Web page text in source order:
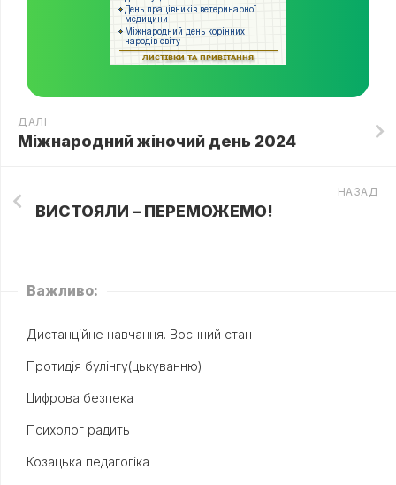
ДАЛІ
Міжнародний жіночий день 2024
НАЗАД
ВИСТОЯЛИ – ПЕРЕМОЖЕМО!
Важливо:
Дистанційне навчання. Воєнний стан
Протидія булінгу(цькуванню)
Цифрова безпека
Психолог радить
Козацька педагогіка